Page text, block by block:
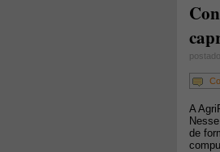
A
de